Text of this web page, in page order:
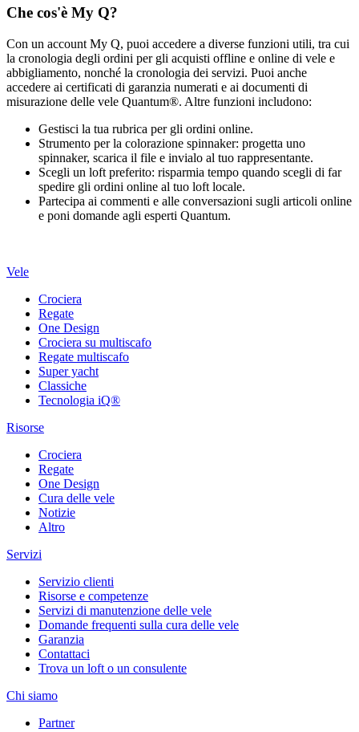
Che cos'è My Q?
Con un account My Q, puoi accedere a diverse funzioni utili, tra cui
la cronologia degli ordini per gli acquisti offline e online di vele e
abbigliamento, nonché la cronologia dei servizi. Puoi anche
accedere ai certificati di garanzia numerati e ai documenti di
misurazione delle vele Quantum®. Altre funzioni includono:
Gestisci la tua rubrica per gli ordini online.
Strumento per la colorazione spinnaker: progetta uno
spinnaker, scarica il file e invialo al tuo rappresentante.
Scegli un loft preferito: risparmia tempo quando scegli di far
spedire gli ordini online al tuo loft locale.
Partecipa ai commenti e alle conversazioni sugli articoli online
e poni domande agli esperti Quantum.
Vele
Crociera
Regate
One Design
Crociera su multiscafo
Regate multiscafo
Super yacht
Classiche
Tecnologia iQ®
Risorse
Crociera
Regate
One Design
Cura delle vele
Notizie
Altro
Servizi
Servizio clienti
Risorse e competenze
Servizi di manutenzione delle vele
Domande frequenti sulla cura delle vele
Garanzia
Contattaci
Trova un loft o un consulente
Chi siamo
Partner